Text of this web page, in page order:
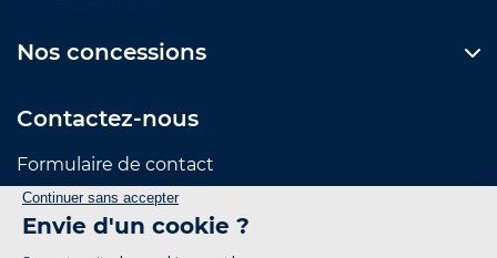
Nos concessions
Contactez-nous
Formulaire de contact
Suivez-nous